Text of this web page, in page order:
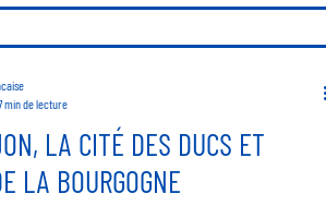
LA CITÉ DES DUCS ET
LA BOURGOGNE
min de lecture